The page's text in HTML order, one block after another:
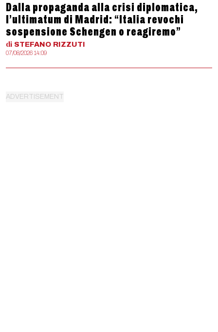
Dalla propaganda alla crisi diplomatica,
l’ultimatum di Madrid: “Italia revochi
sospensione Schengen o reagiremo”
di STEFANO RIZZUTI
07/08/2026 14:09